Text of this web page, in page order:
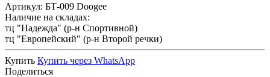
Артикул: БТ-009 Doogee
Наличие на складах:
тц "Надежда" (р-н Спортивной)
тц "Европейский" (р-н Второй речки)
Купить Купить через WhatsApp
Поделиться